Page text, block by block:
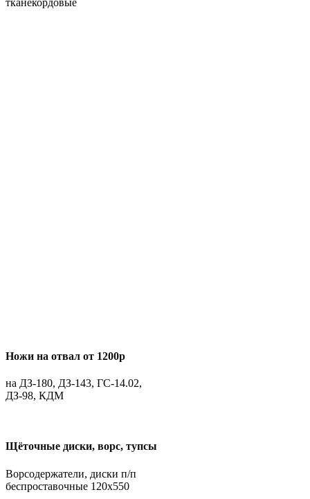
Ножи на отвал от 1200р
на ДЗ-180, ДЗ-143, ГС-14.02,
ДЗ-98, КДМ
Щёточные диски, ворс, тупсы
Ворсодержатели, диски п/п
беспроставочные 120х550